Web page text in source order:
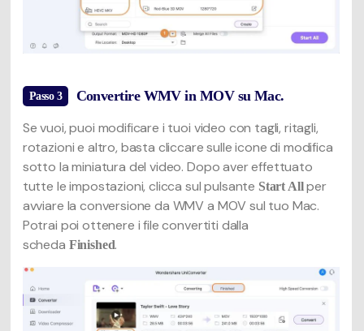
Passo 3 Convertire WMV in MOV su Mac.
Se vuoi, puoi modificare i tuoi video con tagli, ritagli,
rotazioni e altro, basta cliccare sulle icone di modifica
sotto la miniatura del video. Dopo aver effettuato
tutte le impostazioni, clicca sul pulsante Start All per
avviare la conversione da WMV a MOV sul tuo Mac.
Potrai poi ottenere i file convertiti dalla
scheda Finished.